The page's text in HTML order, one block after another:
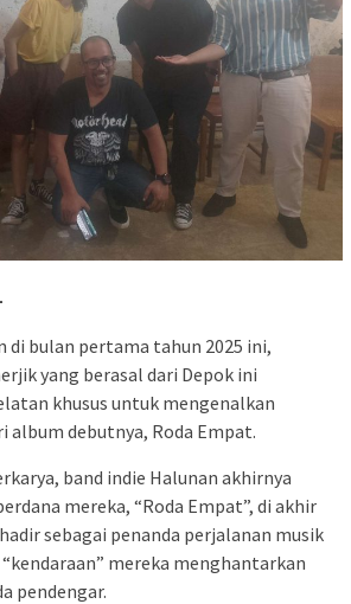
di bulan pertama tahun 2025 ini,
yang berasal dari Depok ini
khusus untuk mengenalkan
album debutnya, Roda Empat.
band indie Halunan akhirnya
mereka, “Roda Empat”, di akhir
sebagai penanda perjalanan musik
mereka menghantarkan
pendengar.